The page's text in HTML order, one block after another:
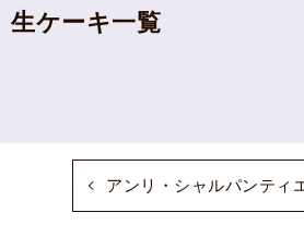
生ケーキ一覧
アンリ・シャルパンティ